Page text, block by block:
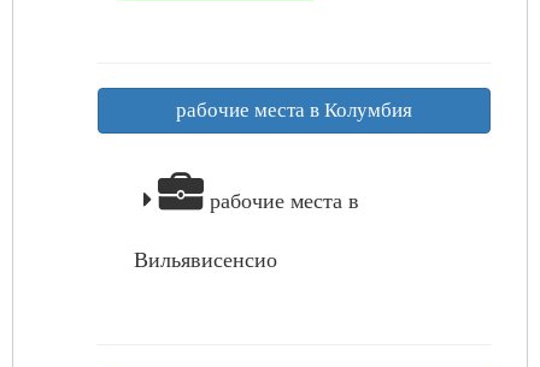
рабочие места в Колумбия
рабочие места в
Вильявисенсио